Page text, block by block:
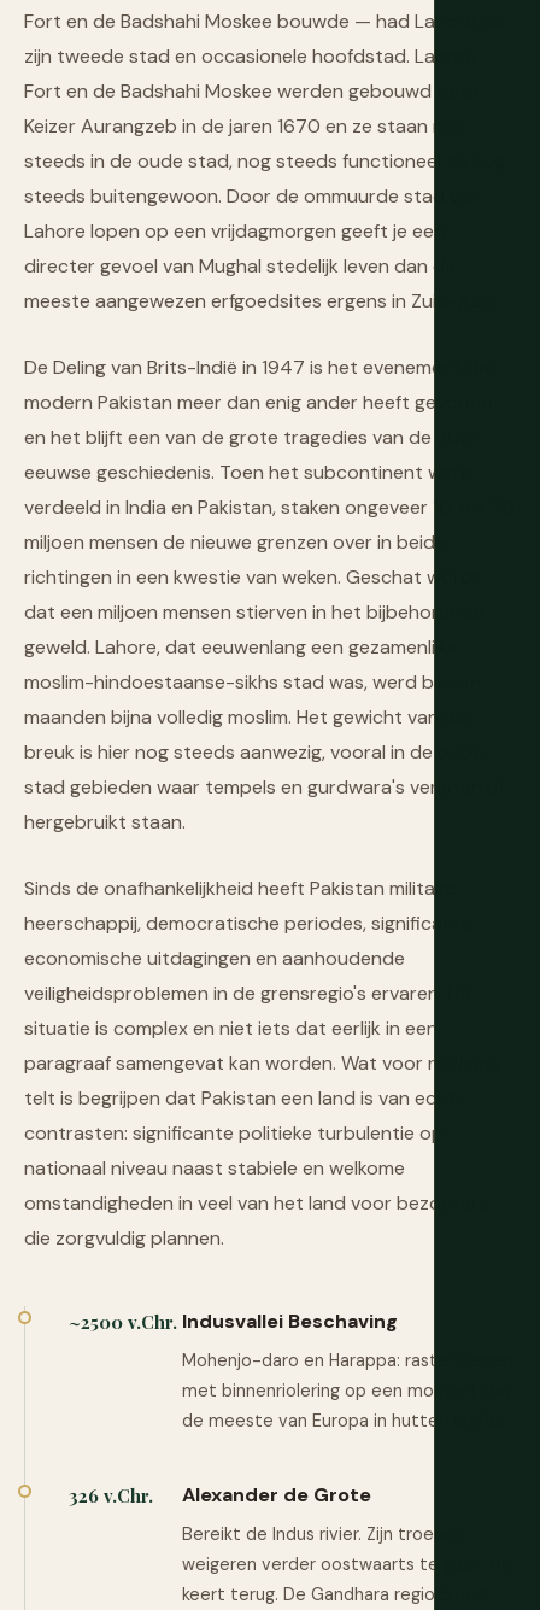
Fort en de Badshahi Moskee bouwde — had Lahore als
zijn tweede stad en occasionele hoofdstad. Lahore
Fort en de Badshahi Moskee werden gebouwd door
Keizer Aurangzeb in de jaren 1670 en ze staan nog
steeds in de oude stad, nog steeds functioneel en nog
steeds buitengewoon. Door de ommuurde stad van
Lahore lopen op een vrijdagmorgen geeft je een
directer gevoel van Mughal stedelijk leven dan de
meeste aangewezen erfgoedsites ergens in Zuid-Azië.
De Deling van Brits-Indië in 1947 is het evenement dat
modern Pakistan meer dan enig ander heeft gevormd,
en het blijft een van de grote tragedies van de 20e-
eeuwse geschiedenis. Toen het subcontinent werd
verdeeld in India en Pakistan, staken ongeveer 10 tot 20
miljoen mensen de nieuwe grenzen over in beide
richtingen in een kwestie van weken. Geschat wordt
dat een miljoen mensen stierven in het bijbehorende
geweld. Lahore, dat eeuwenlang een gezamenlijke
moslim-hindoestaanse-sikhs stad was, werd binnen
maanden bijna volledig moslim. Het gewicht van die
breuk is hier nog steeds aanwezig, vooral in de oude
stad gebieden waar tempels en gurdwara's verlaten of
hergebruikt staan.
Sinds de onafhankelijkheid heeft Pakistan militaire
heerschappij, democratische periodes, significante
economische uitdagingen en aanhoudende
veiligheidsproblemen in de grensregio's ervaren. De
situatie is complex en niet iets dat eerlijk in een
paragraaf samengevat kan worden. Wat voor reizigers
telt is begrijpen dat Pakistan een land is van echte
contrasten: significante politieke turbulentie op
nationaal niveau naast stabiele en welkome
omstandigheden in veel van het land voor bezoekers
die zorgvuldig plannen.
~2500 v.Chr. Indusvallei Beschaving
Mohenjo-daro en Harappa: rastersteden
met binnenriolering op een moment dat
de meeste van Europa in hutten leefde.
326 v.Chr. Alexander de Grote
Bereikt de Indus rivier. Zijn troepen
weigeren verder oostwaarts te gaan. Hij
keert terug. De Gandhara regio bloeit